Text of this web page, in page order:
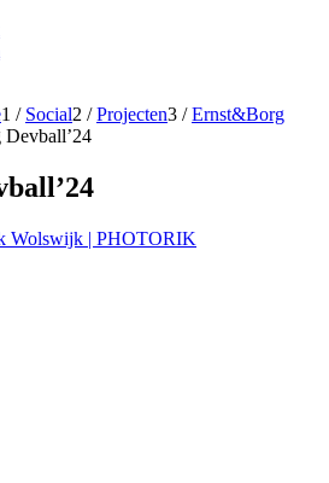
1 / Social2 / Projecten3 / Ernst&Borg
Wolswijk | PHOTORIK